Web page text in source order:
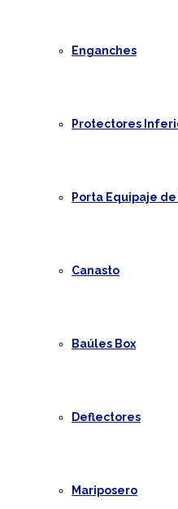
Enganches
Protectores
Porta Equipaje
Canasto
Baúles Box
Deflectores
Mariposero